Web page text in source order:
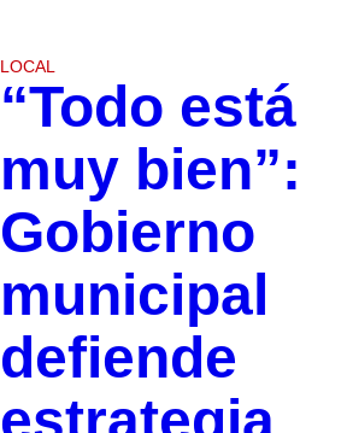
LOCAL
“Todo está
muy bien”:
Gobierno
municipal
defiende